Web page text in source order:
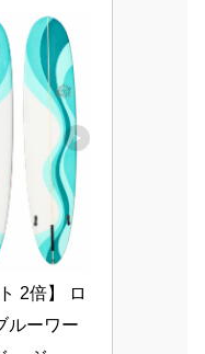
2倍】 ロ
ルーワー